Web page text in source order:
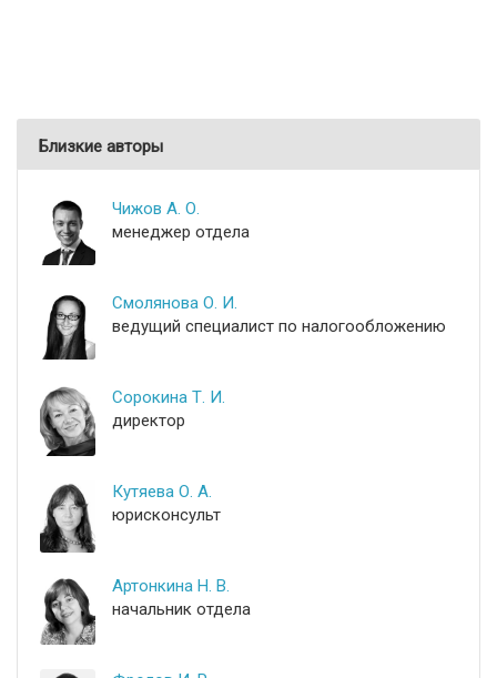
Близкие авторы
Чижов А. О.
менеджер отдела
Смолянова О. И.
ведущий специалист по налогообложению
Сорокина Т. И.
директор
Кутяева О. А.
юрисконсульт
Артонкина Н. В.
начальник отдела